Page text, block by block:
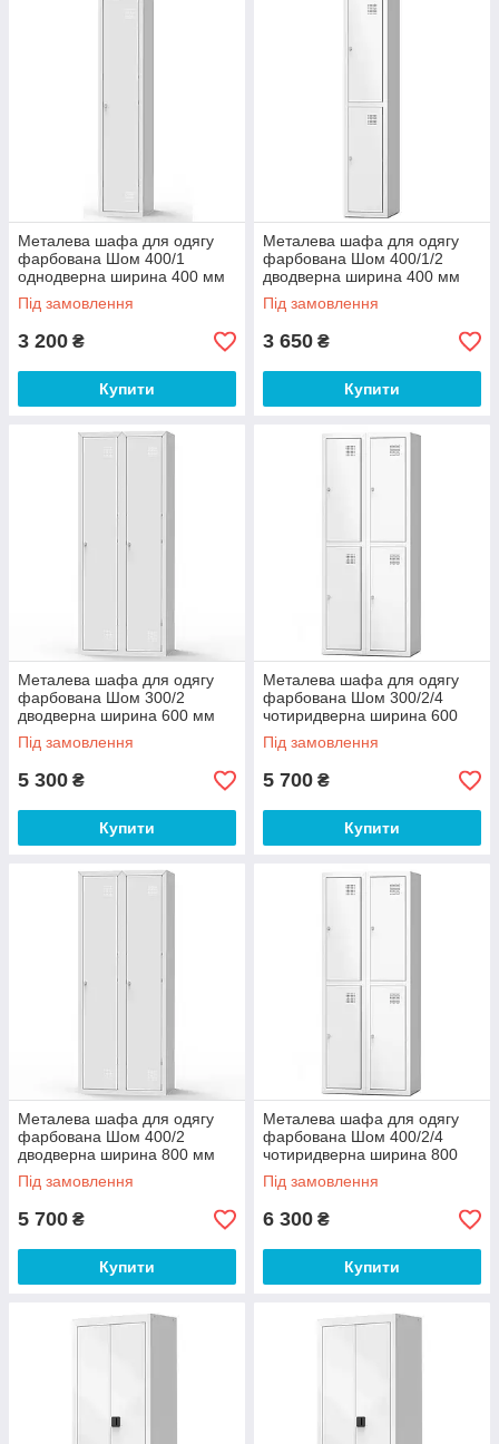
Металева шафа для одягу
фарбована Шом 400/1
однодверна ширина 400 мм
(Emby-ТМ)
Під замовлення
3 200 ₴
Купити
Металева шафа для одягу
фарбована Шом 400/1/2
дводверна ширина 400 мм
(Emby-ТМ)
Під замовлення
3 650 ₴
Купити
Металева шафа для одягу
фарбована Шом 300/2
дводверна ширина 600 мм
(Emby-ТМ)
Під замовлення
5 300 ₴
Купити
Металева шафа для одягу
фарбована Шом 300/2/4
чотиридверна ширина 600
мм (Emby-ТМ)
Під замовлення
5 700 ₴
Купити
Металева шафа для одягу
фарбована Шом 400/2
дводверна ширина 800 мм
(Emby-ТМ)
Під замовлення
5 700 ₴
Купити
Металева шафа для одягу
фарбована Шом 400/2/4
чотиридверна ширина 800
мм (Emby-ТМ)
Під замовлення
6 300 ₴
Купити